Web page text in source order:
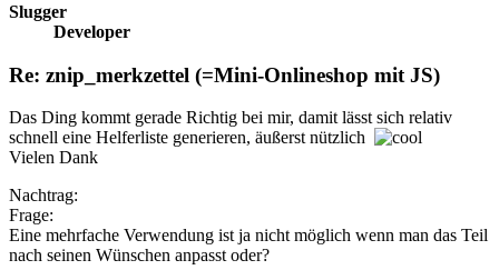
Slugger
Developer
Re: znip_merkzettel (=Mini-Onlineshop mit JS)
Das Ding kommt gerade Richtig bei mir, damit lässt sich relativ
schnell eine Helferliste generieren, äußerst nützlich
Vielen Dank
Nachtrag:
Frage:
Eine mehrfache Verwendung ist ja nicht möglich wenn man das Teil
nach seinen Wünschen anpasst oder?